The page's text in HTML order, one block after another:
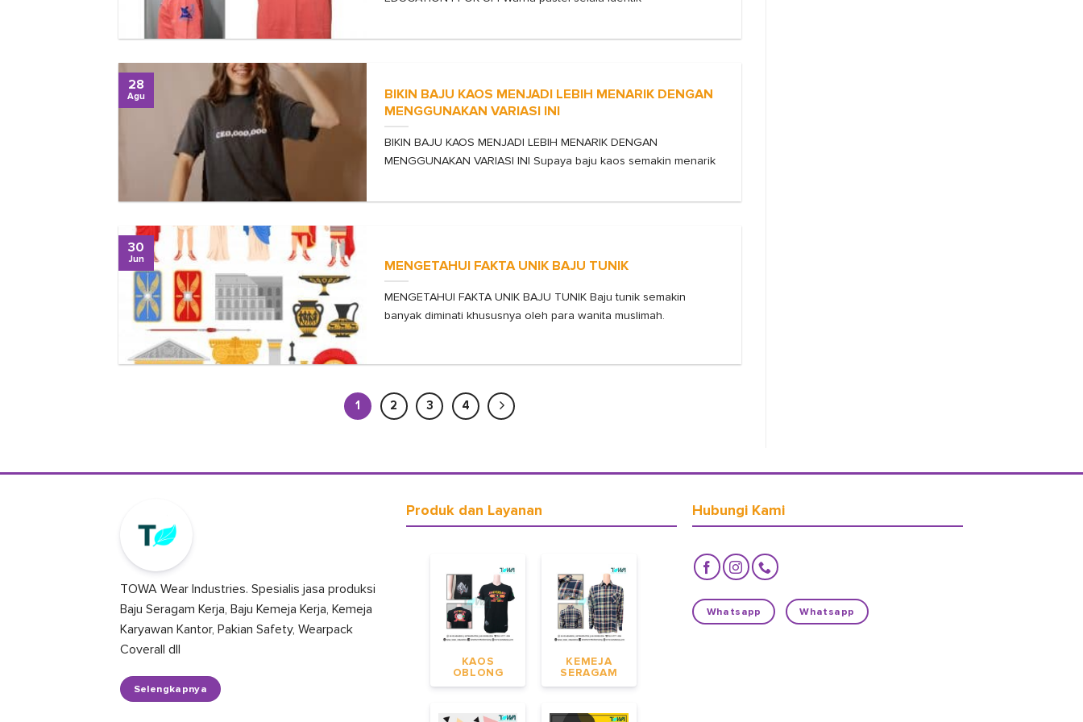
BIKIN BAJU KAOS MENJADI LEBIH MENARIK DENGAN
MENGGUNAKAN VARIASI INI
BIKIN BAJU KAOS MENJADI LEBIH MENARIK DENGAN
MENGGUNAKAN VARIASI INI Supaya baju kaos semakin menarik
28
Agu
MENGETAHUI FAKTA UNIK BAJU TUNIK
MENGETAHUI FAKTA UNIK BAJU TUNIK Baju tunik semakin
banyak diminati khususnya oleh para wanita muslimah.
30
Jun
1 2 3 4
TOWA Wear Industries. Spesialis jasa produksi
Baju Seragam Kerja, Baju Kemeja Kerja, Kemeja
Karyawan Kantor, Pakian Safety, Wearpack
Coverall dll
Selengkapnya
Produk dan Layanan
KAOS
OBLONG
KEMEJA
SERAGAM
Hubungi Kami
Whatsapp Whatsapp